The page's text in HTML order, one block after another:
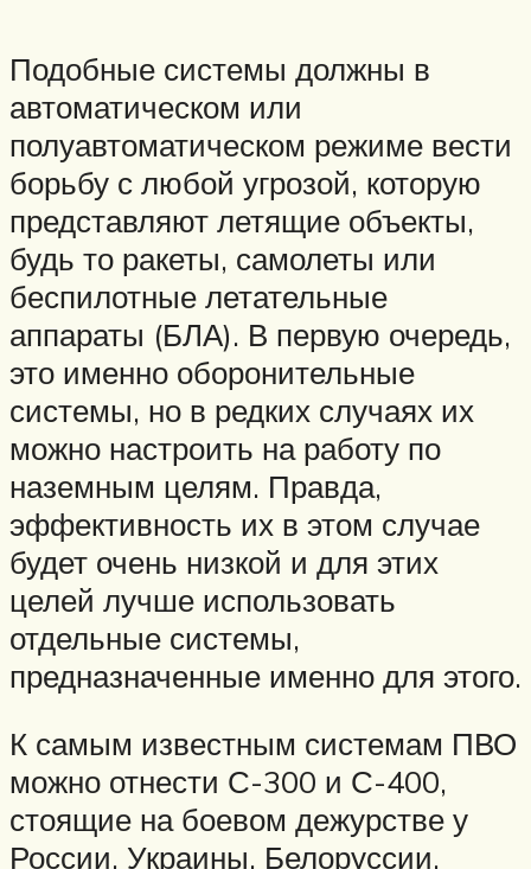
Подобные системы должны в
автоматическом или
полуавтоматическом режиме вести
борьбу с любой угрозой, которую
представляют летящие объекты,
будь то ракеты, самолеты или
беспилотные летательные
аппараты (БЛА). В первую очередь,
это именно оборонительные
системы, но в редких случаях их
можно настроить на работу по
наземным целям. Правда,
эффективность их в этом случае
будет очень низкой и для этих
целей лучше использовать
отдельные системы,
предназначенные именно для этого.
К самым известным системам ПВО
можно отнести С-300 и С-400,
стоящие на боевом дежурстве у
России, Украины, Белоруссии,